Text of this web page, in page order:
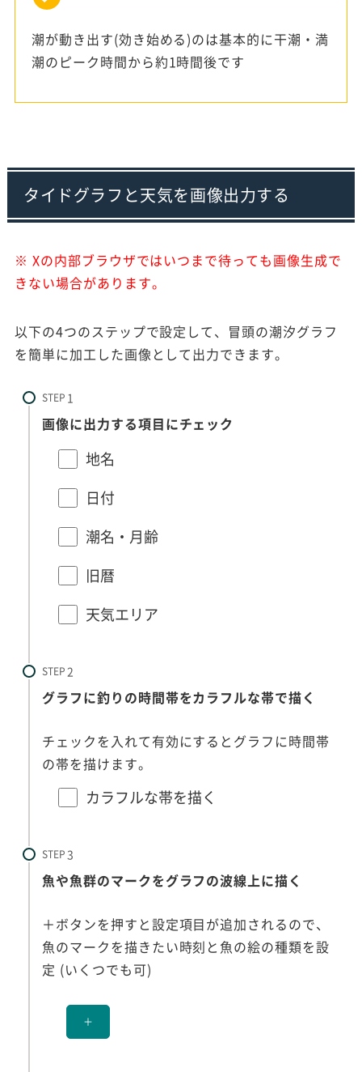
潮が動き出す(効き始める)のは基本的に干潮・満
潮のピーク時間から約1時間後です
タイドグラフと天気を画像出力する
※ Xの内部ブラウザではいつまで待っても画像生成で
きない場合があります。
以下の4つのステップで設定して、冒頭の潮汐グラフ
を簡単に加工した画像として出力できます。
STEP
画像に出力する項目にチェック
地名
日付
潮名・月齢
旧暦
天気エリア
STEP
グラフに釣りの時間帯をカラフルな帯で描く
チェックを入れて有効にするとグラフに時間帯
の帯を描けます。
カラフルな帯を描く
STEP
魚や魚群のマークをグラフの波線上に描く
＋ボタンを押すと設定項目が追加されるので、
魚のマークを描きたい時刻と魚の絵の種類を設
定 (いくつでも可)
＋